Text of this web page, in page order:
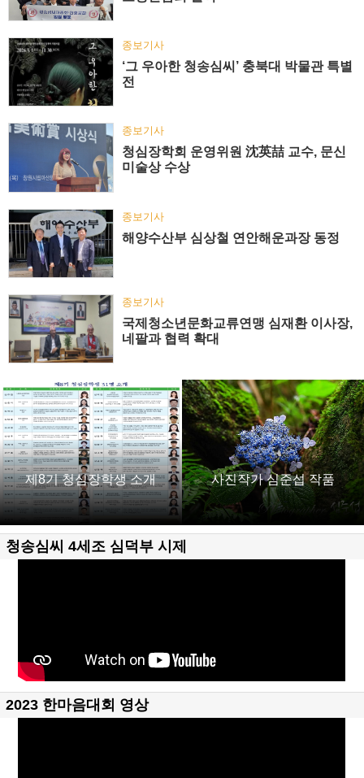
종보기사
‘그 우아한 청송심씨’ 충북대 박물관 특별
전
종보기사
청심장학회 운영위원 沈英喆 교수, 문신
미술상 수상
종보기사
해양수산부 심상철 연안해운과장 동정
종보기사
국제청소년문화교류연맹 심재환 이사장,
네팔과 협력 확대
제8기 청심장학생 소개 사진작가 심준섭 작품
청송심씨 4세조 심덕부 시제
2023 한마음대회 영상